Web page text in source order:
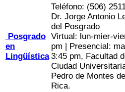
Posgrado
en
Lingüística
Teléfono: (506)
Dr. Jorge Antonio
del Posgrado
Virtual: lun-mier-
pm | Presencial:
3:45 pm, Facultad
Ciudad
Pedro de Montes
Rica.